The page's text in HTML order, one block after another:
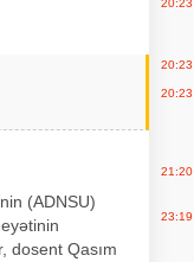
(ADNSU)
dosent Qasım
20:23
20:23
20:23
21:20
23:19